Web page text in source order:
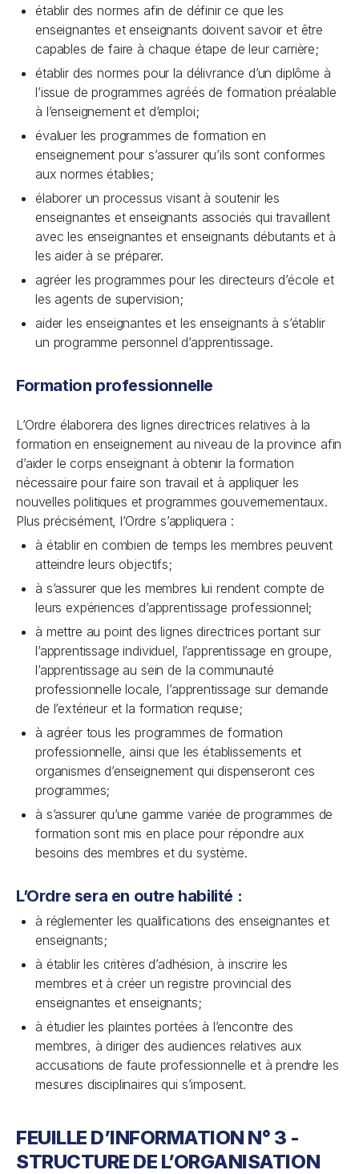
établir des normes afin de définir ce que les
enseignantes et enseignants doivent savoir et être
capables de faire à chaque étape de leur carrière;
établir des normes pour la délivrance d’un diplôme à
l’issue de programmes agréés de formation préalable
à l’enseignement et d’emploi;
évaluer les programmes de formation en
enseignement pour s’assurer qu’ils sont conformes
aux normes établies;
élaborer un processus visant à soutenir les
enseignantes et enseignants associés qui travaillent
avec les enseignantes et enseignants débutants et à
les aider à se préparer.
agréer les programmes pour les directeurs d’école et
les agents de supervision;
aider les enseignantes et les enseignants à s’établir
un programme personnel d’apprentissage.
Formation professionnelle
L’Ordre élaborera des lignes directrices relatives à la
formation en enseignement au niveau de la province afin
d’aider le corps enseignant à obtenir la formation
nécessaire pour faire son travail et à appliquer les
nouvelles politiques et programmes gouvernementaux.
Plus précisément, l’Ordre s’appliquera :
à établir en combien de temps les membres peuvent
atteindre leurs objectifs;
à s’assurer que les membres lui rendent compte de
leurs expériences d’apprentissage professionnel;
à mettre au point des lignes directrices portant sur
l’apprentissage individuel, l’apprentissage en groupe,
l’apprentissage au sein de la communauté
professionnelle locale, l’apprentissage sur demande
de l’extérieur et la formation requise;
à agréer tous les programmes de formation
professionnelle, ainsi que les établissements et
organismes d’enseignement qui dispenseront ces
programmes;
à s’assurer qu’une gamme variée de programmes de
formation sont mis en place pour répondre aux
besoins des membres et du système.
L’Ordre sera en outre habilité :
à réglementer les qualifications des enseignantes et
enseignants;
à établir les critères d’adhésion, à inscrire les
membres et à créer un registre provincial des
enseignantes et enseignants;
à étudier les plaintes portées à l’encontre des
membres, à diriger des audiences relatives aux
accusations de faute professionnelle et à prendre les
mesures disciplinaires qui s’imposent.
FEUILLE D’INFORMATION N° 3 -
STRUCTURE DE L’ORGANISATION